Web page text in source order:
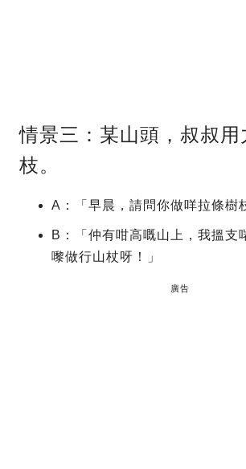
情景三：某山頭，叔叔用
枝。
A：「早晨，請問你做咩拉條樹
B：「仲有咁高嘅山上，我搵支
嚟做行山杖呀！」
廣告